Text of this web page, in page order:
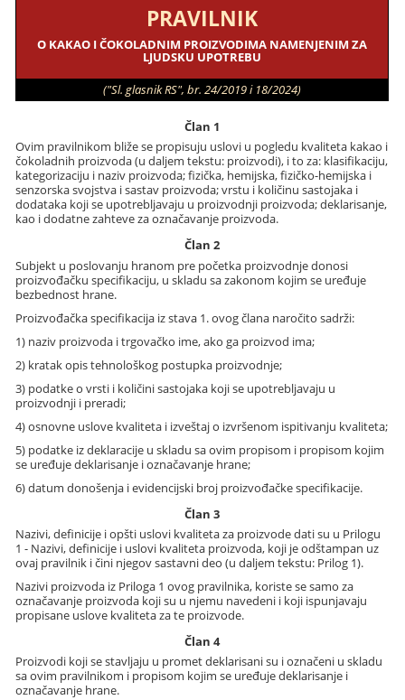
PRAVILNIK
O KAKAO I ČOKOLADNIM PROIZVODIMA NAMENJENIM ZA
LJUDSKU UPOTREBU
("Sl. glasnik RS", br. 24/2019 i 18/2024)
Član 1
Ovim pravilnikom bliže se propisuju uslovi u pogledu kvaliteta kakao i
čokoladnih proizvoda (u daljem tekstu: proizvodi), i to za: klasifikaciju,
kategorizaciju i naziv proizvoda; fizička, hemijska, fizičko-hemijska i
senzorska svojstva i sastav proizvoda; vrstu i količinu sastojaka i
dodataka koji se upotrebljavaju u proizvodnji proizvoda; deklarisanje,
kao i dodatne zahteve za označavanje proizvoda.
Član 2
Subjekt u poslovanju hranom pre početka proizvodnje donosi
proizvođačku specifikaciju, u skladu sa zakonom kojim se uređuje
bezbednost hrane.
Proizvođačka specifikacija iz stava 1. ovog člana naročito sadrži:
1) naziv proizvoda i trgovačko ime, ako ga proizvod ima;
2) kratak opis tehnološkog postupka proizvodnje;
3) podatke o vrsti i količini sastojaka koji se upotrebljavaju u
proizvodnji i preradi;
4) osnovne uslove kvaliteta i izveštaj o izvršenom ispitivanju kvaliteta;
5) podatke iz deklaracije u skladu sa ovim propisom i propisom kojim
se uređuje deklarisanje i označavanje hrane;
6) datum donošenja i evidencijski broj proizvođačke specifikacije.
Član 3
Nazivi, definicije i opšti uslovi kvaliteta za proizvode dati su u Prilogu
1 - Nazivi, definicije i uslovi kvaliteta proizvoda, koji je odštampan uz
ovaj pravilnik i čini njegov sastavni deo (u daljem tekstu: Prilog 1).
Nazivi proizvoda iz Priloga 1 ovog pravilnika, koriste se samo za
označavanje proizvoda koji su u njemu navedeni i koji ispunjavaju
propisane uslove kvaliteta za te proizvode.
Član 4
Proizvodi koji se stavljaju u promet deklarisani su i označeni u skladu
sa ovim pravilnikom i propisom kojim se uređuje deklarisanje i
označavanje hrane.